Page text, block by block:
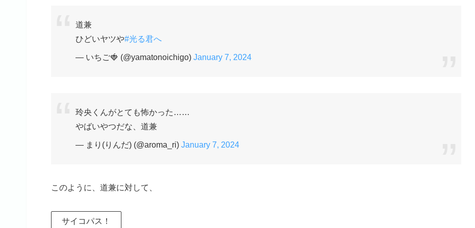
道兼
ひどいヤツや#光る君へ
— いちご🍓 (@yamatonoichigo) January 7, 2024
玲央くんがとても怖かった……
やばいやつだな、道兼
— まり(りんだ) (@aroma_ri) January 7, 2024
このように、道兼に対して、
サイコパス！